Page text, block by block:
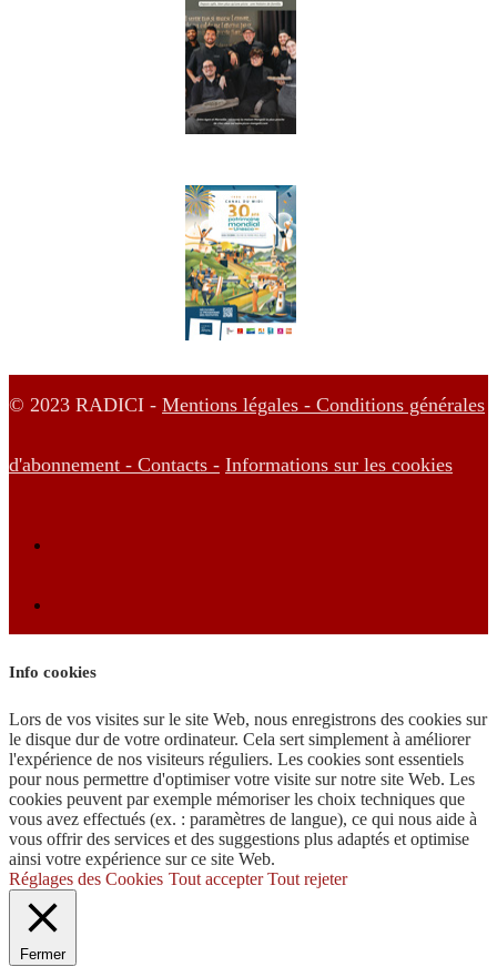
© 2023 RADICI - Mentions légales - Conditions générales
d'abonnement - Contacts - Informations sur les cookies
Info cookies
Lors de vos visites sur le site Web, nous enregistrons des cookies sur
le disque dur de votre ordinateur. Cela sert simplement à améliorer
l'expérience de nos visiteurs réguliers. Les cookies sont essentiels
pour nous permettre d'optimiser votre visite sur notre site Web. Les
cookies peuvent par exemple mémoriser les choix techniques que
vous avez effectués (ex. : paramètres de langue), ce qui nous aide à
vous offrir des services et des suggestions plus adaptés et optimise
ainsi votre expérience sur ce site Web.
Réglages des Cookies Tout accepter Tout rejeter
Fermer